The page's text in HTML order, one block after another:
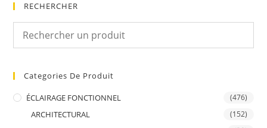
RECHERCHER
Categories De Produit
ÉCLAIRAGE FONCTIONNEL (476)
ARCHITECTURAL (152)